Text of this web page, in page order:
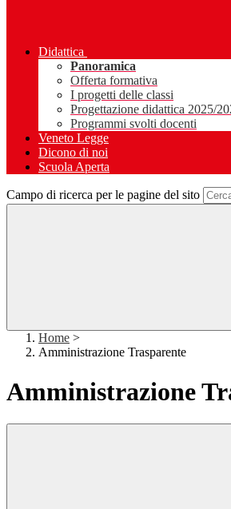
Didattica
Panoramica
Offerta formativa
I progetti delle classi
Progettazione didattica 2025/
Programmi svolti docenti
Veneto Legge
Dicono di noi
Scuola Aperta
Campo di ricerca per le pagine del sito
Home >
Amministrazione Trasparente
Amministrazione